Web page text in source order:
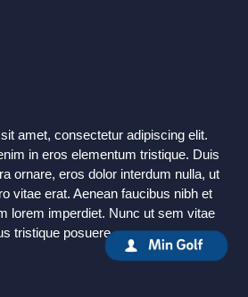
amet, consectetur adipiscing elit.
in eros elementum tristique. Duis
ornare, eros dolor interdum nulla, ut
vitae erat. Aenean faucibus nibh et
lorem imperdiet. Nunc ut sem vitae
tristique posuere.